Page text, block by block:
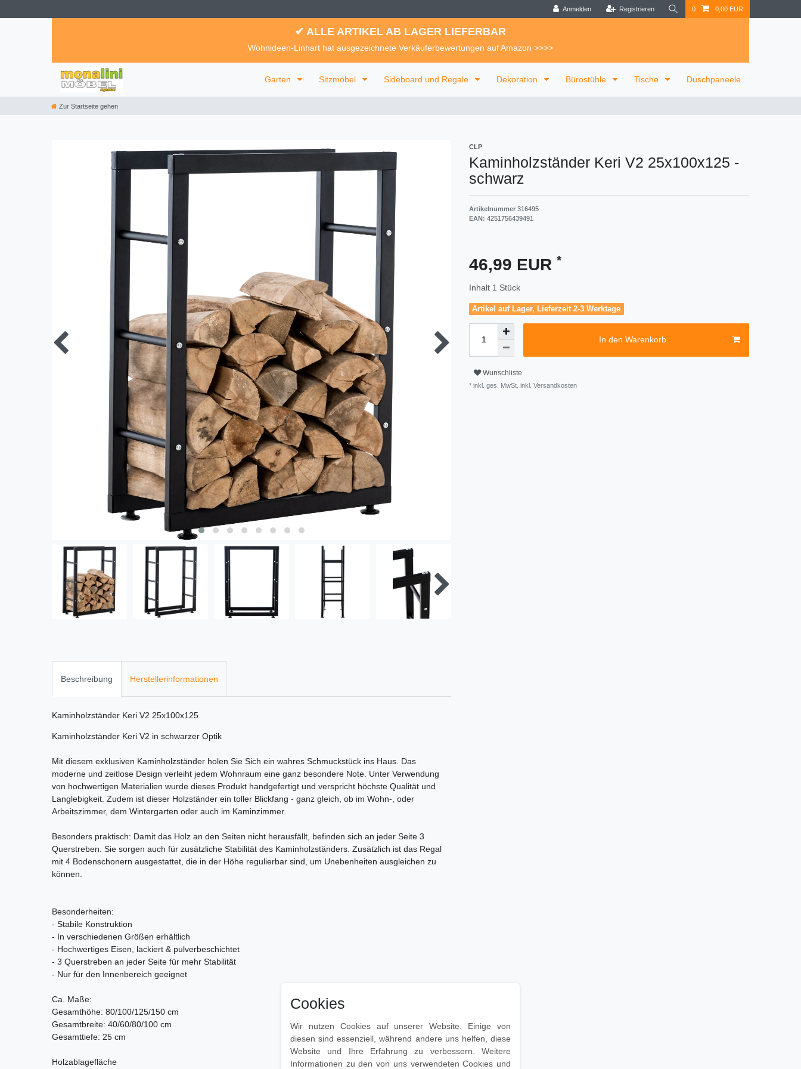
Anmelden Registrieren 0 0,00 EUR
✔ ALLE ARTIKEL AB LAGER LIEFERBAR
Wohnideen-Linhart hat ausgezeichnete Verkäuferbewertungen auf Amazon >>>>
Garten Sitzmöbel Sideboard und Regale Dekoration Bürostühle Tische Duschpaneele
Zur Startseite gehen
CLP
Kaminholzständer Keri V2 25x100x125 -
schwarz
Artikelnummer 316495
EAN: 4251756439491
46,99 EUR *
Inhalt 1 Stück
Artikel auf Lager, Lieferzeit 2-3 Werktage
In den Warenkorb
Wunschliste
* inkl. ges. MwSt. inkl. Versandkosten
Beschreibung Herstellerinformationen
Kaminholzständer Keri V2 25x100x125
Kaminholzständer Keri V2 in schwarzer Optik
Mit diesem exklusiven Kaminholzständer holen Sie Sich ein wahres Schmuckstück ins Haus. Das
moderne und zeitlose Design verleiht jedem Wohnraum eine ganz besondere Note. Unter Verwendung
von hochwertigen Materialien wurde dieses Produkt handgefertigt und verspricht höchste Qualität und
Langlebigkeit. Zudem ist dieser Holzständer ein toller Blickfang - ganz gleich, ob im Wohn-, oder
Arbeitszimmer, dem Wintergarten oder auch im Kaminzimmer.
Besonders praktisch: Damit das Holz an den Seiten nicht herausfällt, befinden sich an jeder Seite 3
Querstreben. Sie sorgen auch für zusätzliche Stabilität des Kaminholzständers. Zusätzlich ist das Regal
mit 4 Bodenschonern ausgestattet, die in der Höhe regulierbar sind, um Unebenheiten ausgleichen zu
können.
Besonderheiten:
- Stabile Konstruktion
- In verschiedenen Größen erhältlich
- Hochwertiges Eisen, lackiert & pulverbeschichtet
- 3 Querstreben an jeder Seite für mehr Stabilität
- Nur für den Innenbereich geeignet
Ca. Maße:
Gesamthöhe: 80/100/125/150 cm
Gesamtbreite: 40/60/80/100 cm
Gesamttiefe: 25 cm
Holzablagefläche
Cookies
Wir nutzen Cookies auf unserer Website. Einige von
diesen sind essenziell, während andere uns helfen, diese
Website und Ihre Erfahrung zu verbessern. Weitere
Informationen zu den von uns verwendeten Cookies und